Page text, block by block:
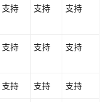
支持 支持 支持
支持 支持 支持
支持 支持 支持